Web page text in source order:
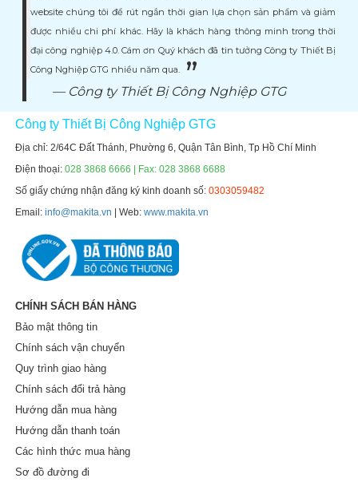
website chúng tôi để rút ngắn thời gian lựa chọn sản phẩm và giảm
được nhiều chi phí khác. Hãy là khách hàng thông minh trong thời
đại công nghiệp 4.0. Cám ơn Quý khách đã tin tưởng Công ty Thiết Bị
Công Nghiệp GTG nhiều năm qua.
Công ty Thiết Bị Công Nghiệp GTG
Công ty Thiết Bị Công Nghiệp GTG
Địa chỉ: 2/64C Đất Thánh, Phường 6, Quận Tân Bình, Tp Hồ Chí Minh
Điện thoại:028 3868 6666 | Fax: 028 3868 6688
Số giấy chứng nhận đăng ký kinh doanh số:0303059482
Email:info@makita.vn | Web:www.makita.vn
CHÍNH SÁCH BÁN HÀNG
Bảo mật thông tin
Chính sách vận chuyển
Quy trình giao hàng
Chính sách đổi trả hàng
Hướng dẫn mua hàng
Hướng dẫn thanh toán
Các hình thức mua hàng
Sơ đồ đường đi